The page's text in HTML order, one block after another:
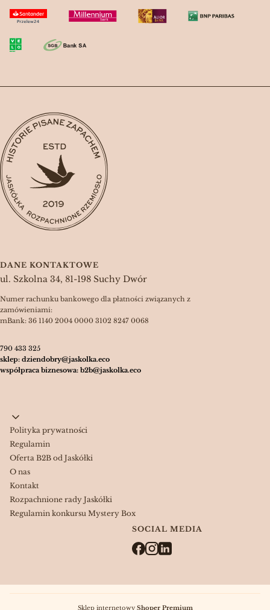
DANE KONTAKTOWE
ul. Szkolna 34, 81-198 Suchy Dwór
Numer rachunku bankowego dla płatności związanych z
zamówieniami:
mBank: 36 1140 2004 0000 3102 8247 0068
790 433 325
sklep: dziendobry@jaskolka.eco
współpraca biznesowa: b2b@jaskolka.eco
Linki w stopce
Polityka prywatności
Regulamin
Oferta B2B od Jaskółki
O nas
Kontakt
Rozpachnione rady Jaskółki
Regulamin konkursu Mystery Box
SOCIAL MEDIA
Sklep internetowy Shoper Premium